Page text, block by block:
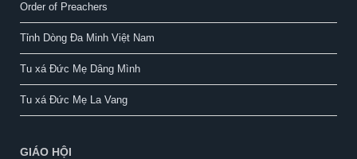
Order of Preachers
Tỉnh Dòng Đa Minh Việt Nam
Tu xá Đức Mẹ Dâng Mình
Tu xá Đức Mẹ La Vang
GIÁO HỘI